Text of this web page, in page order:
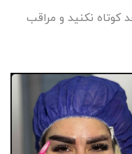
کوتاه نکنید و مراقب